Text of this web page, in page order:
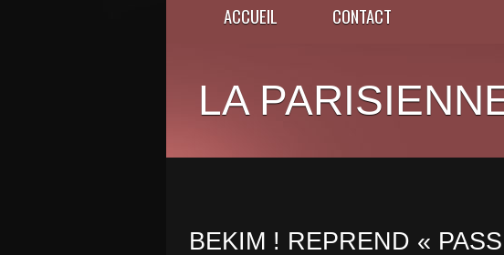
ACCUEIL CONTACT
LA
BEKIM ! REPREND «